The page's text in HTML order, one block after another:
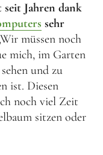
Jahren dank
sehr
müssen noch
mich, im Garten
und zu
ist. Diesen
noch viel Zeit
sitzen oder